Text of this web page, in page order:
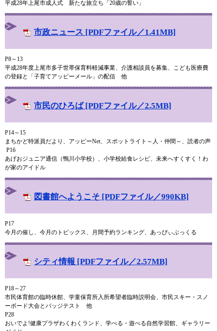
平成28年上尾市成人式 新たな旅立ち「20歳の誓い」
市政ニュース [PDFファイル／1.41MB]
P8～13
平成28年度上尾市多子世帯保育料軽減事業、介護相談員を募集、こども医療費
の登録と「子育てアッピーメール」の配信 他
市民のひろば [PDFファイル／2.5MB]
P14～15
まちかど特派員だより、アッピーNet、スポットライト～人・仲間～、読者の声
P16
あげおジュニア通信（鴨川小学校）、小学校給食レシピ、未来へすくすく！わ
が家のアイドル
図書館へようこそ [PDFファイル／990KB]
P17
今月の催し、今月のトピックス、月間予約ランキング、あっぴぃぶっくる
シティ情報 [PDFファイル／2.57MB]
P18～27
市民体育館の臨時休館、学童保育所入所希望者臨時説明会、市民スキー・スノ
ーボード大会とバッジテスト 他
P28
おいでよ!健康プラザわくわくランド、学べる・遊べる自然学習館、ギャラリー